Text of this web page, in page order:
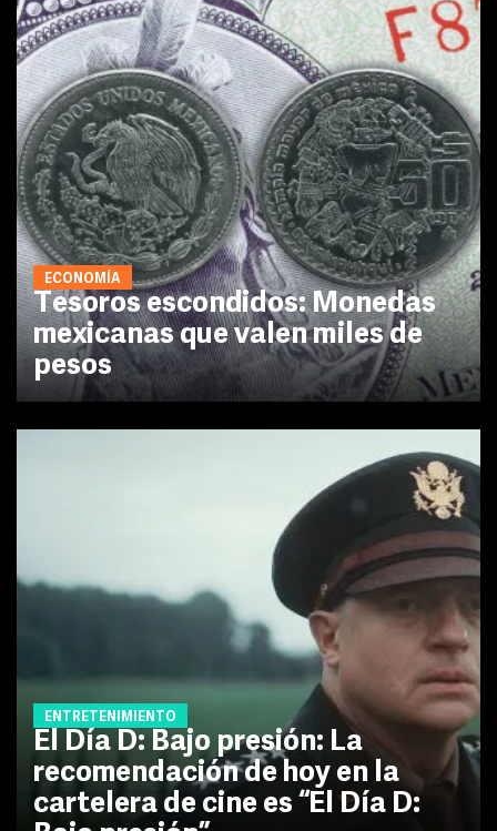
ECONOMÍA
Tesoros escondidos: Monedas
mexicanas que valen miles de
pesos
ENTRETENIMIENTO
El Día D: Bajo presión: La
recomendación de hoy en la
cartelera de cine es “El Día D: